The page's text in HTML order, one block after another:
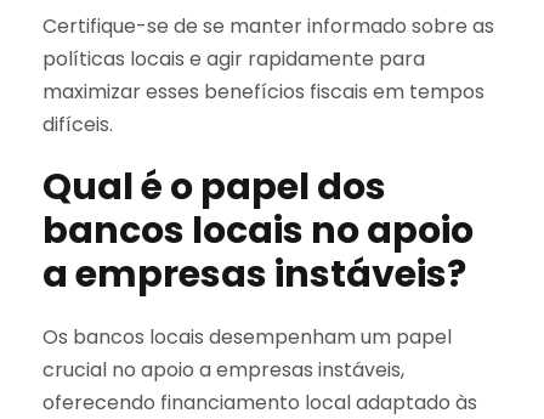
Certifique-se de se manter informado sobre as
políticas locais e agir rapidamente para
maximizar esses benefícios fiscais em tempos
difíceis.
Qual é o papel dos
bancos locais no apoio
a empresas instáveis?
Os bancos locais desempenham um papel
crucial no apoio a empresas instáveis,
oferecendo financiamento local adaptado às